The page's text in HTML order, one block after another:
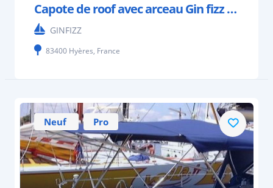
Capote de roof avec arceau Gin fizz neuve
GINFIZZ
83400 Hyères, France
Neuf Pro